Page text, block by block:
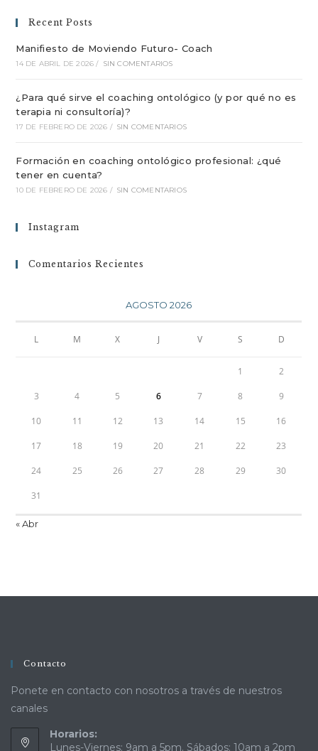
Recent Posts
Manifiesto de Moviendo Futuro- Coach
14 DE ABRIL DE 2026 / SIN COMENTARIOS
¿Para qué sirve el coaching ontológico (y por qué no es
terapia ni consultoría)?
17 DE FEBRERO DE 2026 / SIN COMENTARIOS
Formación en coaching ontológico profesional: ¿qué
tener en cuenta?
10 DE FEBRERO DE 2026 / SIN COMENTARIOS
Instagram
Comentarios Recientes
AGOSTO 2026
L M X J V S D
1 2
3 4 5 6 7 8 9
10 11 12 13 14 15 16
17 18 19 20 21 22 23
24 25 26 27 28 29 30
31
« Abr
Contacto
Ponete en contacto con nosotros a través de nuestros
canales
Horarios:
Lunes-Viernes: 9am a 5pm. Sábados: 10am a 2pm